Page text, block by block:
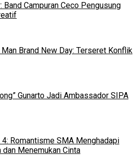
Band Campuran Ceco Pengusung
Brand New Day: Terseret Konflik
Gunarto Jadi Ambassador SIPA
4: Romantisme SMA Menghadapi
dan Menemukan Cinta